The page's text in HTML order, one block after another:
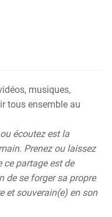
musiques,
tous ensemble au
écoutez est la
Prenez ou laissez
ce partage est de
de se forger sa propre
et souverain(e) en son